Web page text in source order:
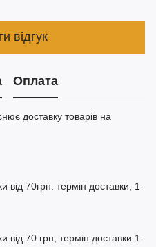
відгук
Оплата
доставку товарів на
від 70грн. термін доставки, 1-
від 70 грн, термін доставки 1-